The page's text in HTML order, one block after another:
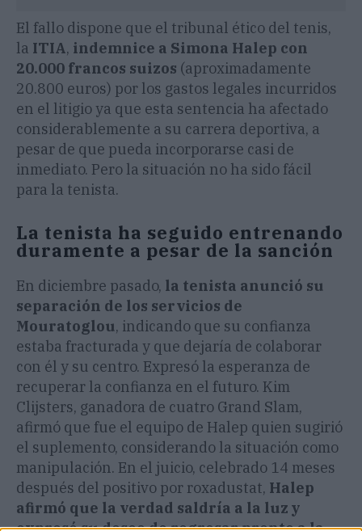
El fallo dispone que el tribunal ético del tenis,
la ITIA, indemnice a Simona Halep con
20.000 francos suizos (aproximadamente
20.800 euros) por los gastos legales incurridos
en el litigio ya que esta sentencia ha afectado
considerablemente a su carrera deportiva, a
pesar de que pueda incorporarse casi de
inmediato. Pero la situación no ha sido fácil
para la tenista.
La tenista ha seguido entrenando
duramente a pesar de la sanción
En diciembre pasado, la tenista anunció su
separación de los servicios de
Mouratoglou, indicando que su confianza
estaba fracturada y que dejaría de colaborar
con él y su centro. Expresó la esperanza de
recuperar la confianza en el futuro. Kim
Clijsters, ganadora de cuatro Grand Slam,
afirmó que fue el equipo de Halep quien sugirió
el suplemento, considerando la situación como
manipulación. En el juicio, celebrado 14 meses
después del positivo por roxadustat, Halep
afirmó que la verdad saldría a la luz y